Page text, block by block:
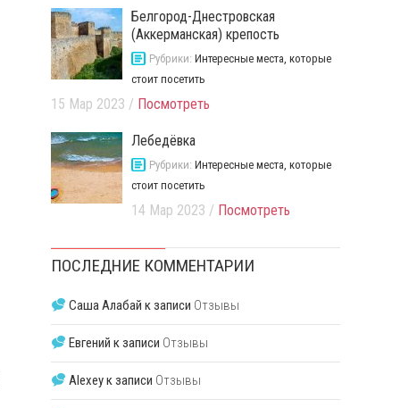
Белгород-Днестровская
(Аккерманская) крепость
Рубрики:Интересные места, которые
стоит посетить
15 Мар 2023 / Посмотреть
Лебедёвка
Рубрики:Интересные места, которые
стоит посетить
14 Мар 2023 / Посмотреть
ПОСЛЕДНИЕ КОММЕНТАРИИ
Саша Алабай к записи Отзывы
Евгений к записи Отзывы
Alexeyк записи Отзывы